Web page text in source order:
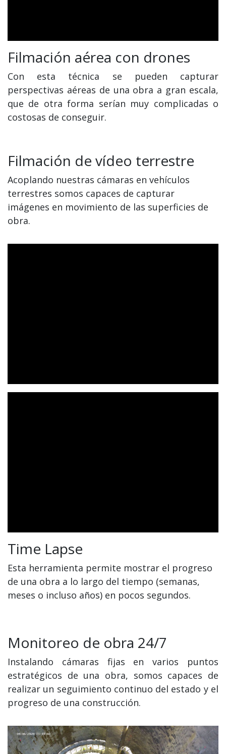
Filmación aérea con drones
Con esta técnica se pueden capturar
perspectivas aéreas de una obra a gran escala,
que de otra forma serían muy complicadas o
costosas de conseguir.
Filmación de vídeo terrestre
Acoplando nuestras cámaras en vehículos
terrestres somos capaces de capturar
imágenes en movimiento de las superficies de
obra.
Time Lapse
Esta herramienta permite mostrar el progreso
de una obra a lo largo del tiempo (semanas,
meses o incluso años) en pocos segundos.
Monitoreo de obra 24/7
Instalando cámaras fijas en varios puntos
estratégicos de una obra, somos capaces de
realizar un seguimiento continuo del estado y el
progreso de una construcción.